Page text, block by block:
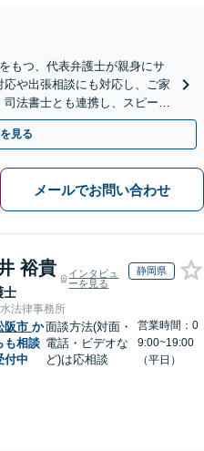
もつ、代表弁護士が親身にサ
や出張相談にも対応し、ご家
法書士とも連携し、スピーデ
【夜間面談可】
見る
メールでお問い合わせ
裕貴
士
インタビュ
ーを見る
静岡県
法律事務所
阪市 か
も相談
付中
面談方法(対面・
電話・ビデオな
ど)は応相談
営業時間：0
9:00~19:00
（平日）